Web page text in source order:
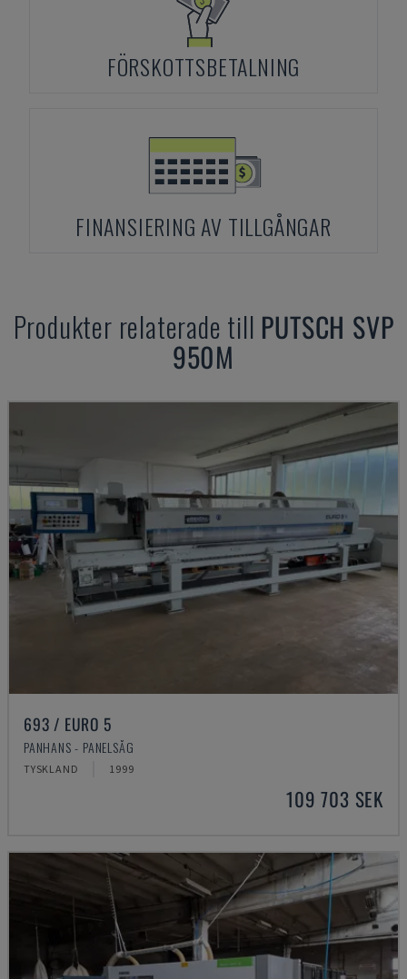
FÖRSKOTTSBETALNING
FINANSIERING AV TILLGÅNGAR
Produkter relaterade till PUTSCH SVP
950M
693 / EURO 5
PANHANS - PANELSÅG
TYSKLAND 1999
109 703 SEK